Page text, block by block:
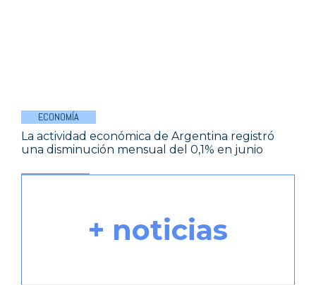
ECONOMÍA
La actividad económica de Argentina registró
una disminución mensual del 0,1% en junio
+ noticias